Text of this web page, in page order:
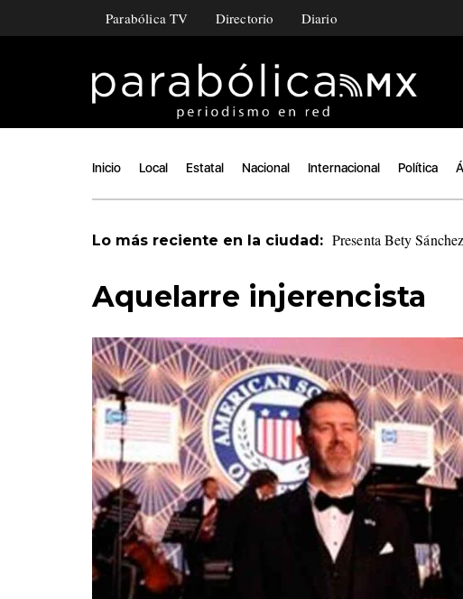
Parabólica TV Directorio Diario
Inicio Local Estatal Nacional Internacional Política
Lo más reciente en la ciudad: Presenta Bety
Aquelarre injerencista